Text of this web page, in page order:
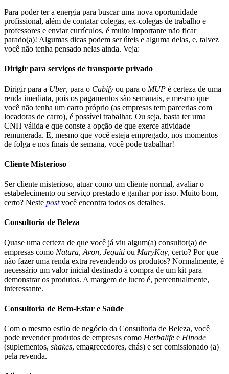
Para poder ter a energia para buscar uma nova oportunidade
profissional, além de contatar colegas, ex-colegas de trabalho e
professores e enviar currículos, é muito importante não ficar
parado(a)! Algumas dicas podem ser úteis e alguma delas, e, talvez
você não tenha pensado nelas ainda. Veja:
Dirigir para serviços de transporte privado
Dirigir para a Uber, para o Cabify ou para o MUP é certeza de uma
renda imediata, pois os pagamentos são semanais, e mesmo que
você não tenha um carro próprio (as empresas tem parcerias com
locadoras de carro), é possível trabalhar. Ou seja, basta ter uma
CNH válida e que conste a opção de que exerce atividade
remunerada. E, mesmo que você esteja empregado, nos momentos
de folga e nos finais de semana, você pode trabalhar!
Cliente Misterioso
Ser cliente misterioso, atuar como um cliente normal, avaliar o
estabelecimento ou serviço prestado e ganhar por isso. Muito bom,
certo? Neste postvocê encontra todos os detalhes.
Consultoria de Beleza
Quase uma certeza de que você já viu algum(a) consultor(a) de
empresas como Natura, Avon, Jequiti ou MaryKay, certo? Por que
não fazer uma renda extra revendendo os produtos? Normalmente, é
necessário um valor inicial destinado à compra de um kit para
demonstrar os produtos. A margem de lucro é, percentualmente,
interessante.
Consultoria de Bem-Estar e Saúde
Com o mesmo estilo de negócio da Consultoria de Beleza, você
pode revender produtos de empresas como Herbalife e Hinode
(suplementos, shakes, emagrecedores, chás) e ser comissionado (a)
pela revenda.